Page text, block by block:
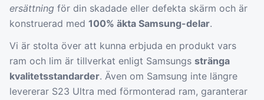
ersättning för din skadade eller defekta skärm och är
konstruerad med 100% äkta Samsung-delar.
Vi är stolta över att kunna erbjuda en produkt vars
ram och lim är tillverkat enligt Samsungs stränga
kvalitetsstandarder. Även om Samsung inte längre
levererar S23 Ultra med förmonterad ram, garanterar